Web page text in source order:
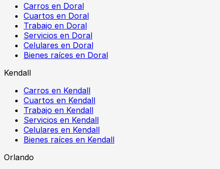
Carros en Doral
Cuartos en Doral
Trabajo en Doral
Servicios en Doral
Celulares en Doral
Bienes raíces en Doral
Kendall
Carros en Kendall
Cuartos en Kendall
Trabajo en Kendall
Servicios en Kendall
Celulares en Kendall
Bienes raíces en Kendall
Orlando